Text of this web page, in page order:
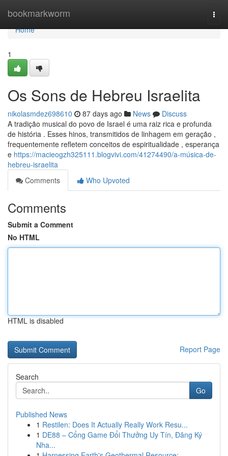
bookmarkworm
Home
Home
1
Os Sons de Hebreu Israelita
nikolasmdez698610 87 days ago News
Discuss
A tradição musical do povo de Israel é uma raiz rica e profunda
de história . Esses hinos, transmitidos de linhagem em geração ,
frequentemente refletem conceitos de espiritualidade , esperança
e https://macieogzh325111.blogvivi.com/41274490/a-música-de-
hebreu-israelita
Comments
Who Upvoted
Comments
Submit a Comment
No HTML
HTML is disabled
Report Page
Search
Go
Published News
1 Restilen: Does It Actually Really Work Resu...
1 DE88 – Cổng Game Đổi Thưởng Uy Tín, Đăng Ký
Nha...